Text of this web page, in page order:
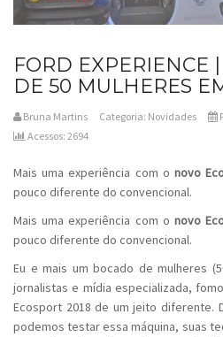
FORD EXPERIENCE
DE 50 MULHERES
Bruna Martins Categoria: Novidades
Acessos: 2694
Mais uma experiência com o novo
pouco diferente do convencional.
Mais uma experiência com o novo
pouco diferente do convencional.
Eu e mais um bocado de mulheres
jornalistas e mídia especializada,
Ecosport 2018 de um jeito diferente.
podemos testar essa máquina, suas